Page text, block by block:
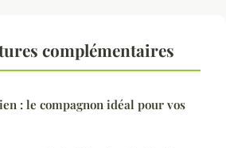
complémentaires
: le compagnon idéal pour vos